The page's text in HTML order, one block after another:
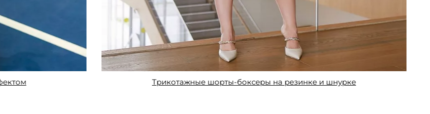
Трикотажные шорты-боксеры на резинке и шнурке